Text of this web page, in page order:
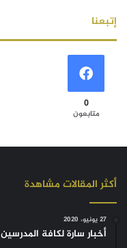
إتبعنا
0
متابعون
أكثر المقالات مشاهدة
27 يونيو، 2020
أخبار سارة لكافة المدرسين